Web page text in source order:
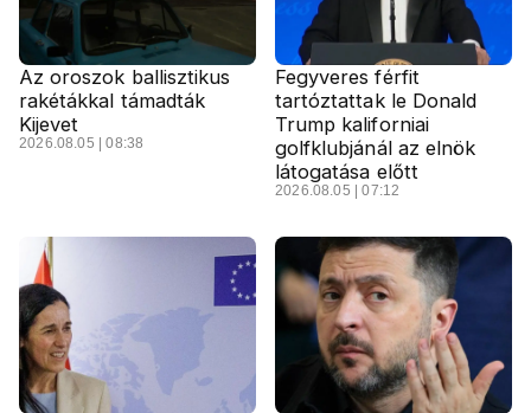
Az oroszok ballisztikus
rakétákkal támadták
Kijevet
2026.08.05 | 08:38
Fegyveres férfit
tartóztattak le Donald
Trump kaliforniai
golfklubjánál az elnök
látogatása előtt
2026.08.05 | 07:12